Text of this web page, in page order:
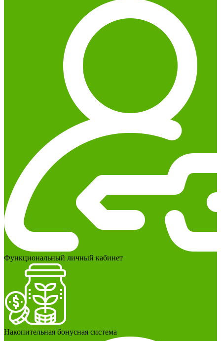
Функциональный личный кабинет
Накопительная бонусная система